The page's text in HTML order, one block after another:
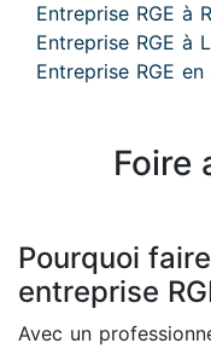
Entreprise RGE à
Entreprise RGE à
Entreprise RGE
Foire
Pourquoi
entreprise
Avec un